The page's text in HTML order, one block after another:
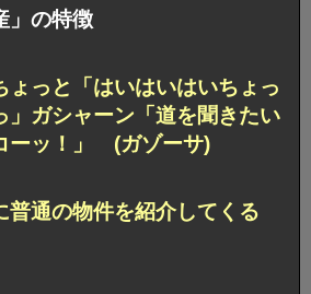
」の特徴
ょっと「はいはいはいちょっ
」ガシャーン「道を聞きたい
ーッ！」 (ガゾーサ)
普通の物件を紹介してくる